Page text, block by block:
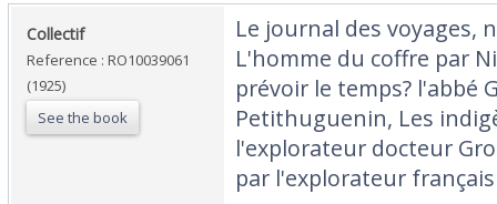
‎Collectif‎
Reference : RO10039061
(1925)
See the book
‎Le journal des voyages,
L'homme du coffre par
prévoir le temps? l'abbé
Petithuguenin, Les
l'explorateur docteur
par l'explorateur français‎